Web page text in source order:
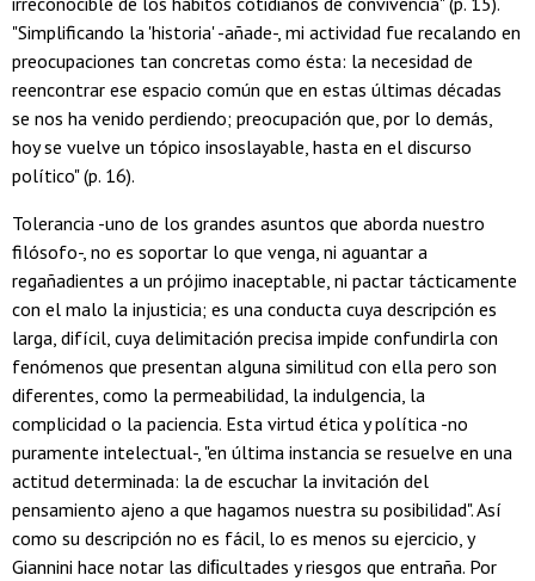
"Simplificando la 'historia' -añade-, mi actividad fue recalando en
preocupaciones tan concretas como ésta: la necesidad de
reencontrar ese espacio común que en estas últimas décadas
se nos ha venido perdiendo; preocupación que, por lo demás,
hoy se vuelve un tópico insoslayable, hasta en el discurso
político" (p. 16).
Tolerancia -uno de los grandes asuntos que aborda nuestro
filósofo-, no es soportar lo que venga, ni aguantar a
regañadientes a un prójimo inaceptable, ni pactar tácticamente
con el malo la injusticia; es una conducta cuya descripción es
larga, difícil, cuya delimitación precisa impide confundirla con
fenómenos que presentan alguna similitud con ella pero son
diferentes, como la permeabilidad, la indulgencia, la
complicidad o la paciencia. Esta virtud ética y política -no
puramente intelectual-, "en última instancia se resuelve en una
actitud determinada: la de escuchar la invitación del
pensamiento ajeno a que hagamos nuestra su posibilidad". Así
como su descripción no es fácil, lo es menos su ejercicio, y
Giannini hace notar las diﬁcultades y riesgos que entraña. Por